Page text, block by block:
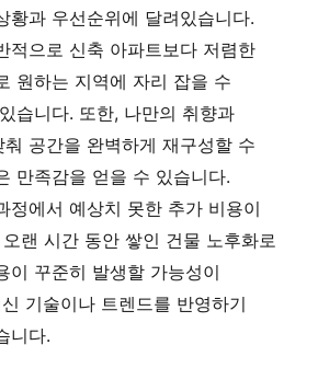
황과 우선순위에 달려있습니다.
적으로 신축 아파트보다 저렴한
원하는 지역에 자리 잡을 수
습니다. 또한, 나만의 취향과
공간을 완벽하게 재구성할 수
만족감을 얻을 수 있습니다.
정에서 예상치 못한 추가 비용이
랜 시간 동안 쌓인 건물 노후화로
이 꾸준히 발생할 가능성이
기술이나 트렌드를 반영하기
니다.